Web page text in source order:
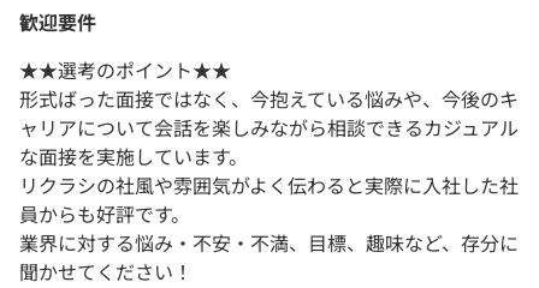
歓迎要件
★★選考のポイント★★
形式ばった面接ではなく、今抱えている悩みや、今後のキ
ャリアについて会話を楽しみながら相談できるカジュアル
な面接を実施しています。
リクラシの社風や雰囲気がよく伝わると実際に入社した社
員からも好評です。
業界に対する悩み・不安・不満、目標、趣味など、存分に
聞かせてください！